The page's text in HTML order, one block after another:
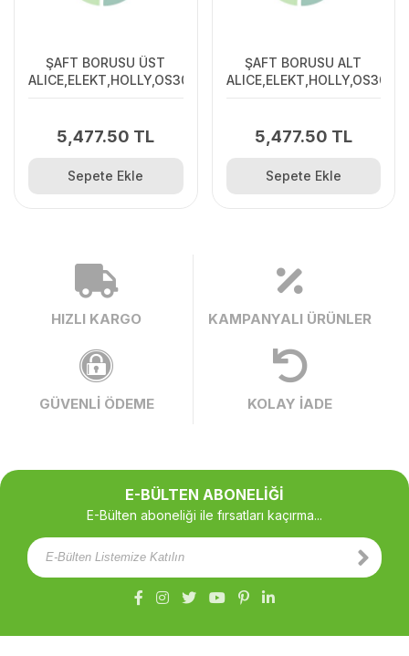
ŞAFT BORUSU ÜST
ALICE,ELEKT,HOLLY,OS305
5,477.50 TL
Sepete Ekle
ŞAFT BORUSU ALT
ALICE,ELEKT,HOLLY,OS305
5,477.50 TL
Sepete Ekle
HIZLI KARGO KAMPANYALI ÜRÜNLER
GÜVENLİ ÖDEME KOLAY İADE
E-BÜLTEN ABONELİĞİ
E-Bülten aboneliği ile fırsatları kaçırma...